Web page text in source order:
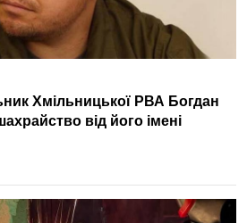
Хмільницької РВА Богдан
від його імені